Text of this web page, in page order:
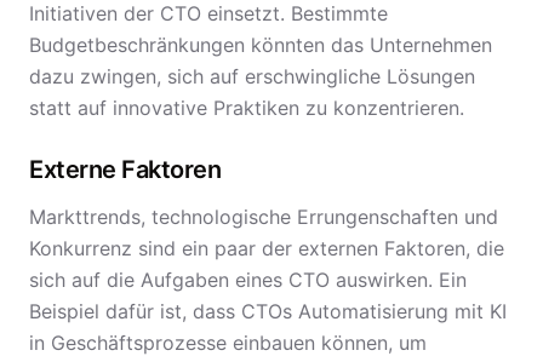
Initiativen der CTO einsetzt. Bestimmte
Budgetbeschränkungen könnten das Unternehmen
dazu zwingen, sich auf erschwingliche Lösungen
statt auf innovative Praktiken zu konzentrieren.
Externe Faktoren
Markttrends, technologische Errungenschaften und
Konkurrenz sind ein paar der externen Faktoren, die
sich auf die Aufgaben eines CTO auswirken. Ein
Beispiel dafür ist, dass CTOs Automatisierung mit KI
in Geschäftsprozesse einbauen können, um